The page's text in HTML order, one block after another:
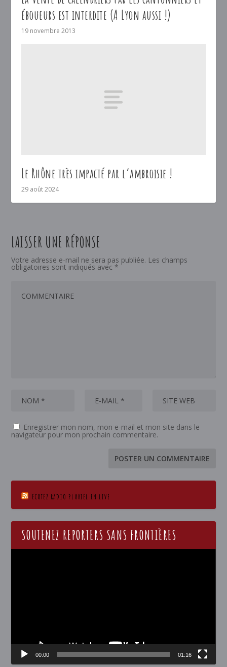
éboueurs est interdite (A Lyon aussi !)
19 novembre 2013
Le Rhône très impacté par l’ambroisie !
29 août 2024
LAISSER UNE RÉPONSE
Votre adresse e-mail ne sera pas publiée. Les champs
obligatoires sont indiqués avec *
Enregistrer mon nom, mon e-mail et mon site dans le
navigateur pour mon prochain commentaire.
ECOTEZ RADIO PLURIEL EN LIVE
SOUTENEZ REPORTERS SANS FRONTIÈRES
00:00 01:16